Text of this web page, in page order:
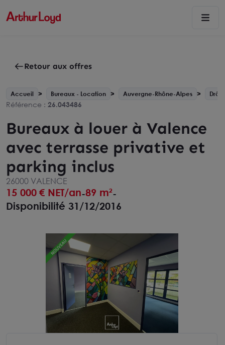
Retour aux offres
Accueil Bureaux - Location Auvergne-Rhône-Alpes
Référence : 26.043486
Bureaux à louer à Valence
avec terrasse privative et
parking inclus
26000 VALENCE
15 000 € NET/an-89 m²-
Disponibilité 31/12/2016